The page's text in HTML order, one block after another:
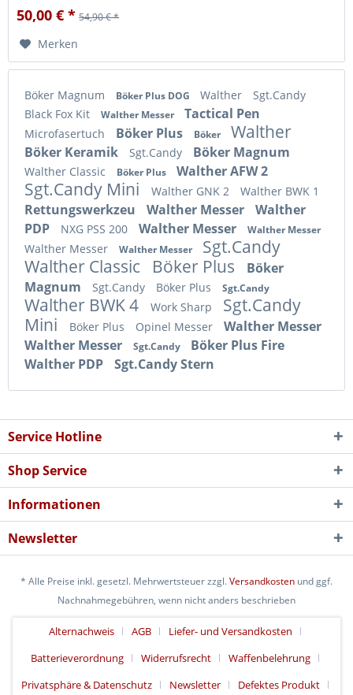
50,00 € * 54,90 € *
Merken
Böker Magnum Böker Plus DOG Walther
Sgt.Candy
Black Fox Kit
Walther Messer Tactical Pen
Microfasertuch Böker Plus Böker Walther
Böker Keramik Sgt.Candy Böker Magnum
Walther Classic Böker Plus Walther AFW 2
Sgt.Candy Mini Walther GNK 2 Walther BWK 1
Rettungswerkzeu Walther Messer
Walther
PDP
NXG PSS 200 Walther Messer Walther Messer
Walther Messer Walther Messer
Sgt.Candy
Walther Classic
Böker Plus
Böker
Magnum
Sgt.Candy Böker Plus Sgt.Candy
Walther BWK 4 Work Sharp
Sgt.Candy
Mini
Böker Plus Opinel Messer
Walther Messer
Walther Messer
Sgt.Candy
Böker Plus Fire
Walther PDP
Sgt.Candy Stern
Service Hotline
Shop Service
Informationen
Newsletter
* Alle Preise inkl. gesetzl. Mehrwertsteuer zzgl.Versandkosten und ggf.
Nachnahmegebühren, wenn nicht anders beschrieben
Alternachweis AGB
Liefer- und Versandkosten
Batterieverordnung
Widerrufsrecht
Waffenbelehrung
Privatsphäre & Datenschutz
Newsletter Defektes Produkt